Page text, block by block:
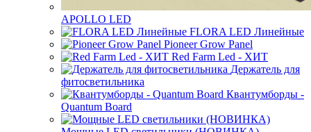
APOLLO LED
FLORA LED Линейные
Pioneer Grow Panel
Red Farm Led - ХИТ
Держатель для
фитосветильника
Квантумборды -
Quantum Board